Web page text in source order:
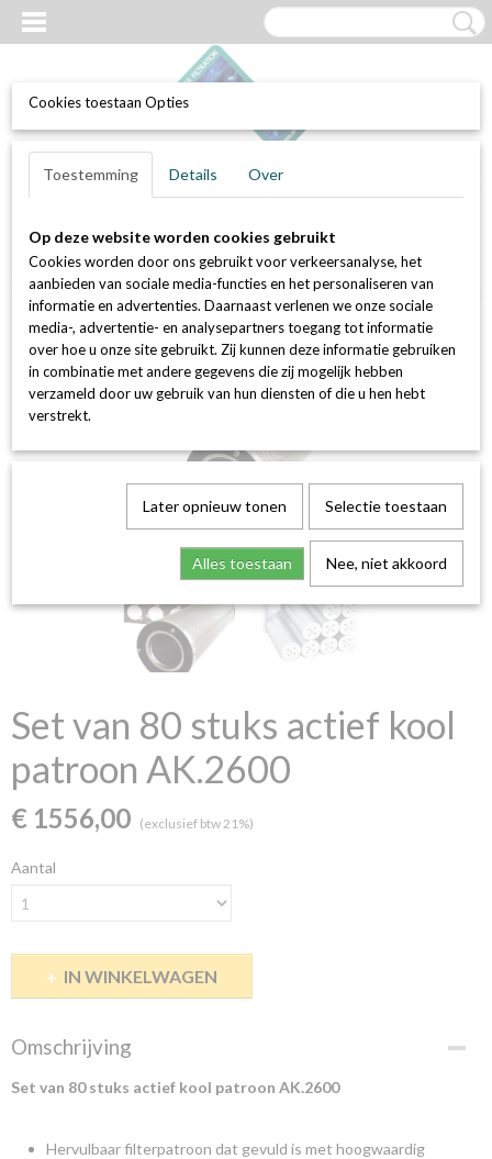
Inloggen Registreren
Home > Luchtfilters Actief kool filters (geur en VOC bestrijding)
Set van 80 stuks actief kool patroon AK.2600
Set van 80 stuks actief kool
patroon AK.2600
€ 1556,00 (exclusief btw 21%)
Aantal
IN WINKELWAGEN
Omschrijving
Set van 80 stuks actief kool patroon AK.2600
Hervulbaar filterpatroon dat gevuld is met hoogwaardig
Cookies toestaan Opties
Toestemming Details Over
Op deze website worden cookies gebruikt
Cookies worden door ons gebruikt voor verkeersanalyse, het
aanbieden van sociale media-functies en het personaliseren van
informatie en advertenties. Daarnaast verlenen we onze sociale
media-, advertentie- en analysepartners toegang tot informatie
over hoe u onze site gebruikt. Zij kunnen deze informatie gebruiken
in combinatie met andere gegevens die zij mogelijk hebben
verzameld door uw gebruik van hun diensten of die u hen hebt
verstrekt.
Later opnieuw tonen Selectie toestaan
Alles toestaan Nee, niet akkoord